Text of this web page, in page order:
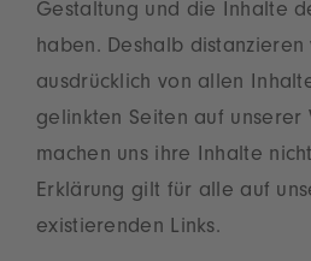
Gestaltung und die Inhalte
haben. Deshalb
ausdrücklich von allen
gelinkten Seiten auf unserer
machen uns ihre Inhalte
Erklärung gilt für alle auf
existierenden Links.